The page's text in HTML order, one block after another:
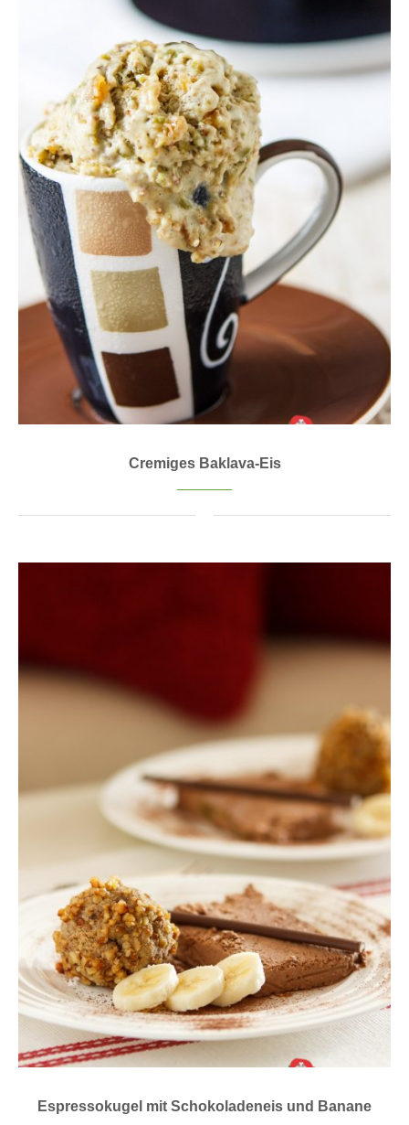
Cremiges Baklava-Eis
Espressokugel mit Schokoladeneis und Banane